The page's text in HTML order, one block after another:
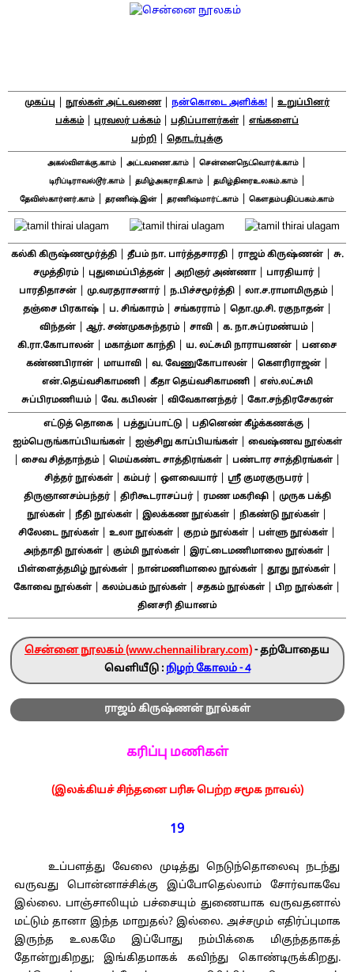
முகப்பு நூல்கள் அட்டவணை| நன்கொடை அளிக்க!
உறுப்பினர்
பக்கம்| புரவலர் பக்கம்| பதிப்பாளர்கள்
எங்களைப்
பற்றி
தொடர்புக்கு
அகல்விளக்கு.காம் அட்டவணை.காம் சென்னைநெட்வொர்க்.காம்
டிரிப்டிராவல்டூர்.காம்| தமிழ்அகராதி.காம்| தமிழ்திரைஉலகம்.காம்|
தேவிஸ்கார்னர்.காம் தரணிஷ்.இன்| தரணிஷ்மார்ட்.காம் கௌதம்பதிப்பகம்.காம்
கல்கி கிருஷ்ணமூர்த்தி| தீபம் நா. பார்த்தசாரதி| ராஜம் கிருஷ்ணன்|
சு.
சமுத்திரம்| புதுமைப்பித்தன்| அறிஞர் அண்ணா| பாரதியார்|
பாரதிதாசன் மு.வரதராசனார்| ந.பிச்சமூர்த்தி லா.ச.ராமாமிருதம்|
தஞ்சை பிரகாஷ்| ப. சிங்காரம்| சங்கரராம்| தொ.மு.சி. ரகுநாதன்|
விந்தன்| ஆர். சண்முகசுந்தரம்| சாவி| க. நா.சுப்ரமண்யம்|
கி.ரா.கோபாலன் மகாத்மா காந்தி ய. லட்சுமி நாராயணன்
பனசை
கண்ணபிரான்| மாயாவி| வ. வேணுகோபாலன்| கௌரிராஜன்|
என்.தெய்வசிகாமணி| கீதா தெய்வசிகாமணி|
எஸ்.லட்சுமி
சுப்பிரமணியம்| வே. கபிலன்| விவேகானந்தர்| கோ.சந்திரசேகரன்
எட்டுத் தொகை| பத்துப்பாட்டு| பதினெண் கீழ்க்கணக்கு|
ஐம்பெருங்காப்பியங்கள்| ஐஞ்சிறு காப்பியங்கள்| வைஷ்ணவ நூல்கள்
சைவ சித்தாந்தம்| மெய்கண்ட சாத்திரங்கள் பண்டார சாத்திரங்கள்
சித்தர் நூல்கள்| கம்பர்| ஔவையார்| ஸ்ரீ குமரகுருபரர்|
திருஞானசம்பந்தர்| திரிகூடராசப்பர்| ரமண மகரிஷி|
முருக பக்தி
நூல்கள்
நீதி நூல்கள் இலக்கண நூல்கள் நிகண்டு நூல்கள்
சிலேடை நூல்கள் உலா நூல்கள் குறம் நூல்கள் பள்ளு நூல்கள்
அந்தாதி நூல்கள்| கும்மி நூல்கள்| இரட்டைமணிமாலை நூல்கள்|
பிள்ளைத்தமிழ் நூல்கள்| நான்மணிமாலை நூல்கள்| தூது நூல்கள்|
கோவை நூல்கள் கலம்பகம் நூல்கள் சதகம் நூல்கள் பிற நூல்கள்
தினசரி தியானம்
சென்னை நூலகம் (www.chennailibrary.com)- தற்போதைய
வெளியீடு : நிழற் கோலம் - 4
ராஜம் கிருஷ்ணன் நூல்கள்
கரிப்பு மணிகள்
(இலக்கியச் சிந்தனை பரிசு பெற்ற சமூக நாவல்)
19
உப்பளத்து வேலை முடித்து நெடுந்தொலைவு நடந்து
வருவது பொன்னாச்சிக்கு இப்போதெல்லாம் சோர்வாகவே
இல்லை. பாஞ்சாலியும் பச்சையும் துணையாக வருவதனால்
மட்டும் தானா இந்த மாறுதல்? இல்லை. அச்சமும் எதிர்ப்புமாக
இருந்த உலகமே இப்போது நம்பிக்கை மிகுந்ததாகத்
தோன்றுகிறது; இங்கிதமாகக் கவிந்து கொண்டிருக்கிறது.